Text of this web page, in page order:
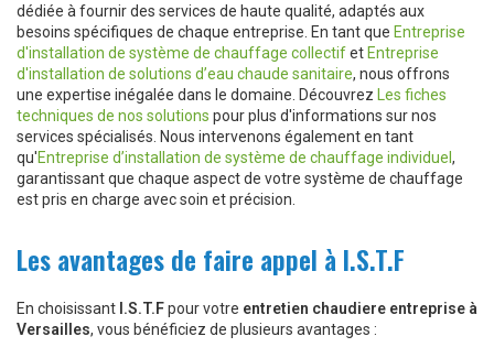
dédiée à fournir des services de haute qualité, adaptés aux
besoins spécifiques de chaque entreprise. En tant que Entreprise
d'installation de système de chauffage collectifet Entreprise
d'installation de solutions d’eau chaude sanitaire, nous offrons
une expertise inégalée dans le domaine. Découvrez
Les fiches
techniques de nos solutions pour plus d'informations sur nos
services spécialisés. Nous intervenons également en tant
qu'Entreprise d’installation de système de chauffage individuel ,
garantissant que chaque aspect de votre système de chauffage
est pris en charge avec soin et précision.
Les avantages de faire appel à I.S.T.F
En choisissant I.S.T.Fpour votre entretien chaudiere entreprise à
Versailles, vous bénéficiez de plusieurs avantages :